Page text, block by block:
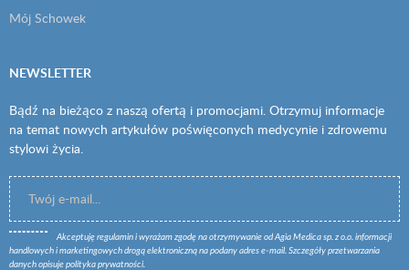
Mój Schowek
NEWSLETTER
Bądź na bieżąco z naszą ofertą i promocjami. Otrzymuj informacje
na temat nowych artykułów poświęconych medycynie i zdrowemu
stylowi życia.
Akceptuję regulamin i wyrażam zgodę na otrzymywanie od Agia Medica sp. z o.o. informacji
handlowych i marketingowych drogą elektroniczną na podany adres e-mail. Szczegóły przetwarzania
danych opisuje polityka prywatności